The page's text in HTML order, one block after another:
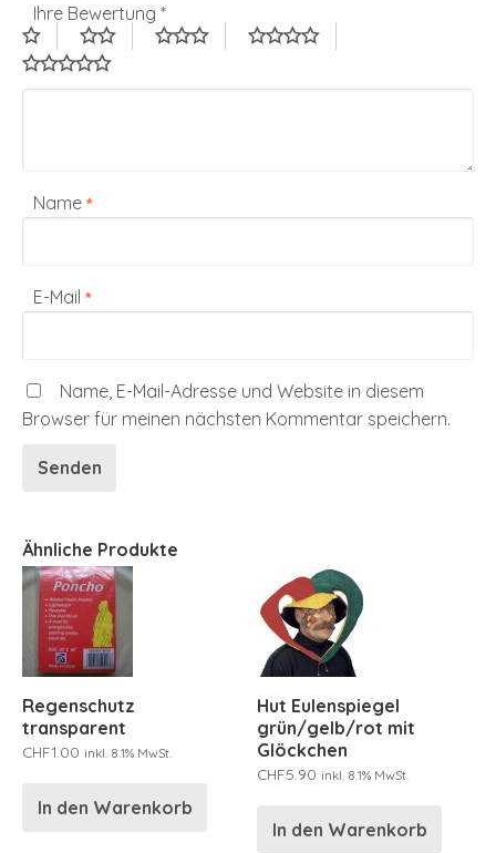
Ihre Bewertung *
Name *
E-Mail *
Name, E-Mail-Adresse und Website in diesem
Browser für meinen nächsten Kommentar speichern.
Ähnliche Produkte
Regenschutz
transparent
CHF1.00 inkl. 8.1% MwSt.
In den Warenkorb
Hut Eulenspiegel
grün/gelb/rot mit
Glöckchen
CHF5.90 inkl. 8.1% MwSt.
In den Warenkorb